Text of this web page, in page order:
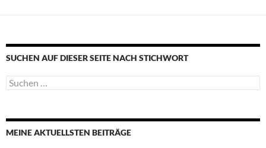
SUCHEN AUF DIESER SEITE NACH STICHWORT
Suche
nach:
MEINE AKTUELLSTEN BEITRÄGE